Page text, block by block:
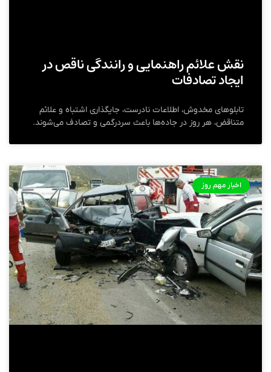
نقش علائم راهنمایی و رانندگی ناقص در
ایجاد تصادفات
تابلوهای مخدوش، اطلاعات نادرست، جایگذاری اشتباه و علائم
متناقض، هر روز در جاده‌ها باعث سردرگمی و تصادف می‌شوند.
اخبار مهم روز